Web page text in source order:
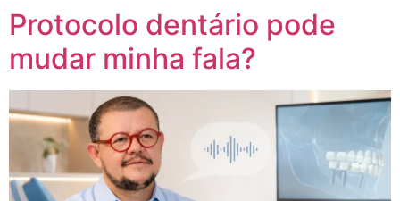
Protocolo dentário pode
mudar minha fala?